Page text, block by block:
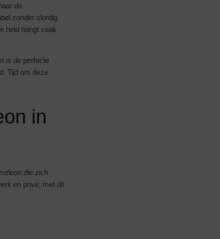
de
zonder slordig
held hangt vaak
is de perfecte
Tijd om deze
in
die zich
en privé; met dit